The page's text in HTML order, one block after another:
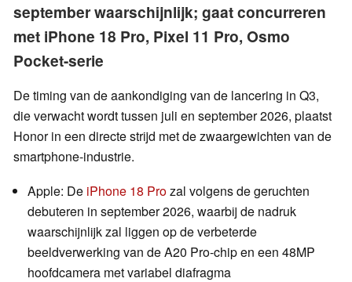
september waarschijnlijk; gaat concurreren
met iPhone 18 Pro, Pixel 11 Pro, Osmo
Pocket-serie
De timing van de aankondiging van de lancering in Q3,
die verwacht wordt tussen juli en september 2026, plaatst
Honor in een directe strijd met de zwaargewichten van de
smartphone-industrie.
Apple: De iPhone 18 Prozal volgens de geruchten
debuteren in september 2026, waarbij de nadruk
waarschijnlijk zal liggen op de verbeterde
beeldverwerking van de A20 Pro-chip en een 48MP
hoofdcamera met variabel diafragma